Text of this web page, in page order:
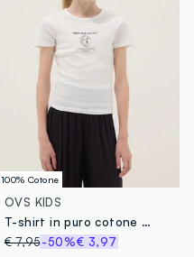
100% Cotone
OVS KIDS
T-shirt in puro cotone bianca da ragazza slim fit con stampa
€ 7,95-50%€ 3,97